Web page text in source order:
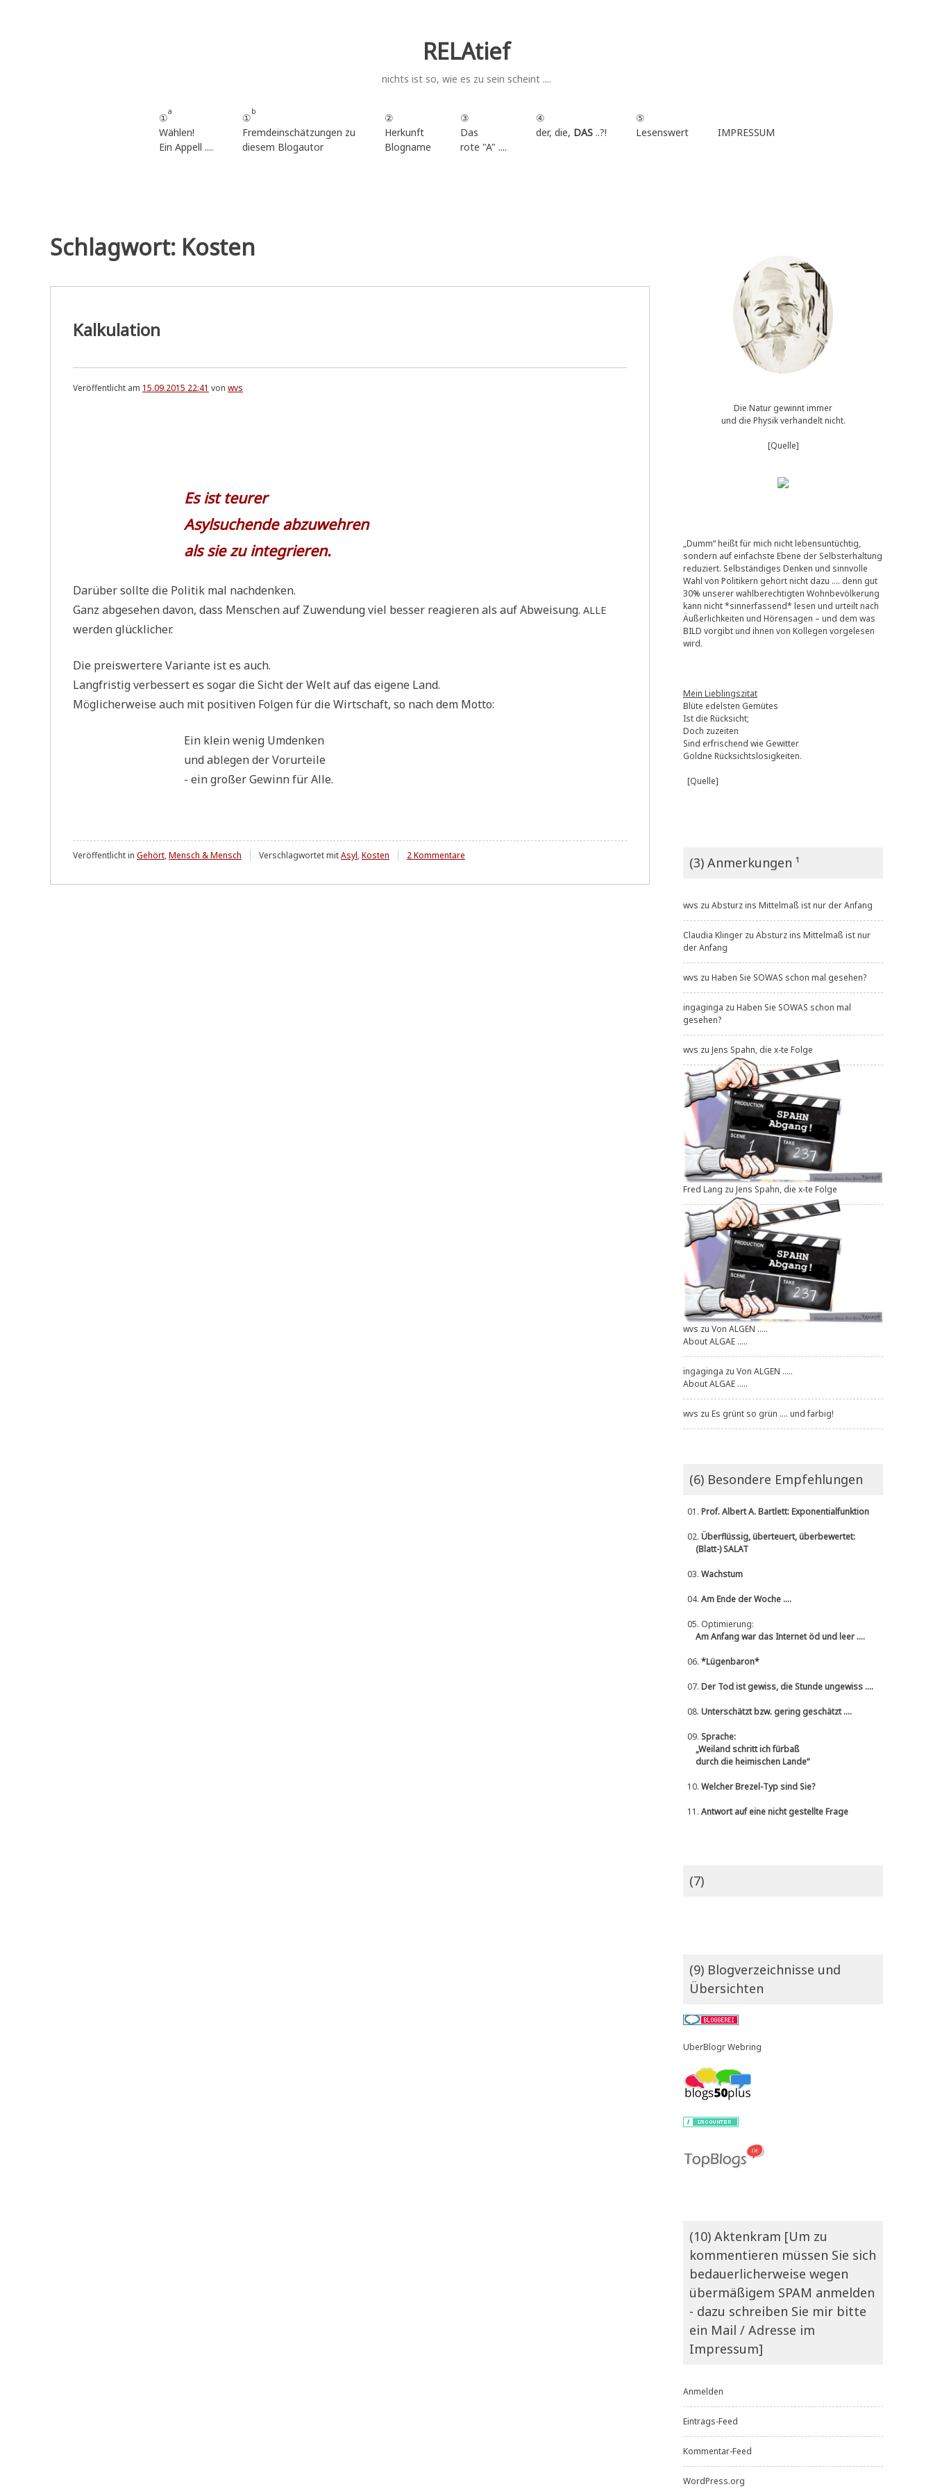
RELAtief
nichts ist so, wie es zu sein scheint ....
①
a
Wählen!
Ein Appell ....
①
b
Fremdeinschätzungen zu
diesem Blogautor
②
Herkunft
Blogname
③
Das
rote "A" ....
④
der, die, DAS..?!
⑤
Lesenswert
IMPRESSUM
Schlagwort: Kosten
Kalkulation
Veröffentlicht am 15.09.2015 22:41 von wvs
Es ist teurer
Asyl­su­chen­de abzuwehren
als sie zu integrieren.
Dar­über soll­te die Poli­tik mal nachdenken.
Ganz abge­se­hen davon, dass Men­schen auf Zuwen­dung viel bes­ser reagie­ren als auf Abwei­sung. ALLE
wer­den glücklicher.
Die preis­wer­te­re Vari­an­te ist es auch.
Lang­fri­stig ver­bes­sert es sogar die Sicht der Welt auf das eige­ne Land.
Mög­li­cher­wei­se auch mit posi­ti­ven Fol­gen für die Wirt­schaft, so nach dem Motto:
Ein klein wenig Umdenken
und able­gen der Vorurteile
- ein gro­ßer Gewinn für Alle.
Veröffentlicht in Gehört,Mensch & Mensch Verschlagwortet mitAsyl,Kosten 2 Kommentare
Die Natur gewinnt immer
und die Physik verhandelt nicht.
[Quelle]
„Dumm“ heißt für mich nicht lebensuntüchtig,
sondern auf einfachste Ebene der Selbsterhaltung
reduziert. Selbständiges Denken und sinnvolle
Wahl von Politikern gehört nicht dazu …. denn gut
30% unserer wahlberechtigten Wohnbevölkerung
kann nicht *sinnerfassend* lesen und urteilt nach
Äußerlichkeiten und Hörensagen – und dem was
BILD vorgibt und ihnen von Kollegen vorgelesen
wird.
Mein Lieblingszitat
Blüte edelsten Gemütes
Ist die Rücksicht;
Doch zuzeiten
Sind erfrischend wie Gewitter
Goldne Rücksichtslosigkeiten.
[Quelle]
(3) Anmerkungen ¹
wvs zu Absturz ins Mittelmaß ist nur der Anfang
Claudia Klinger zu Absturz ins Mittelmaß ist nur
der Anfang
wvs zu Haben Sie SOWAS schon mal gesehen?
ingaginga zu Haben Sie SOWAS schon mal
gesehen?
wvs zu Jens Spahn, die x-te Folge
Fred Lang zu Jens Spahn, die x-te Folge
wvs zu Von ALGEN .....
About ALGAE .....
ingaginga zu Von ALGEN .....
About ALGAE .....
wvs zu Es grünt so grün .... und farbig!
(6) Besondere Empfehlungen
01. Prof. Albert A. Bartlett: Exponentialfunktion
02. Überflüssig, überteuert, überbewertet:
(Blatt-) SALAT
03. Wachstum
04. Am Ende der Woche ....
05. Optimierung:
Am Anfang war das Internet öd und leer ....
06. *Lügenbaron*
07. Der Tod ist gewiss, die Stunde ungewiss ....
08. Unterschätzt bzw. gering geschätzt ....
09. Sprache:
„Weiland schritt ich fürbaß
durch die heimischen Lande“
10. Welcher Brezel-Typ sind Sie?
11. Antwort auf eine nicht gestellte Frage
(7)
(9) Blogverzeichnisse und
Übersichten
UberBlogr Webring
(10) Aktenkram [Um zu
kommentieren müssen Sie sich
bedauerlicherweise wegen
übermäßigem SPAM anmelden
- dazu schreiben Sie mir bitte
ein Mail / Adresse im
Impressum]
Anmelden
Eintrags-Feed
Kommentar-Feed
WordPress.org